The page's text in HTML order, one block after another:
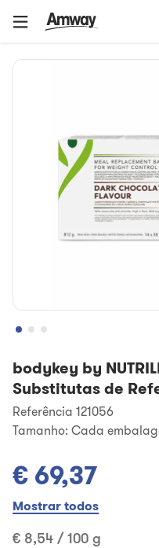
bodykey by
Substitutas de
Referência 121056
Tamanho: Cada
€ 69,37
Mostrar todos
€ 8,54 / 100 g